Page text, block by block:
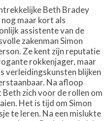
Beth Bradey
maar kort als
assistente van de
zakenman Simon
Ze kent zijn reputatie
rokkenjager, maar
verleidingskunsten blijken
Na afloop
Beth zich voor de rollen om
Het is tijd om Simon
te leren. Na een mislukte